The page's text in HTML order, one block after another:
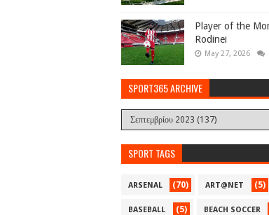
Player of the
Rodinei
May 27, 2026
SPORT365 ARCHIVE
SPORT TAGS
ARSENAL (70) ART@NET (5)
BASEBALL (5) BEACH SOCCER